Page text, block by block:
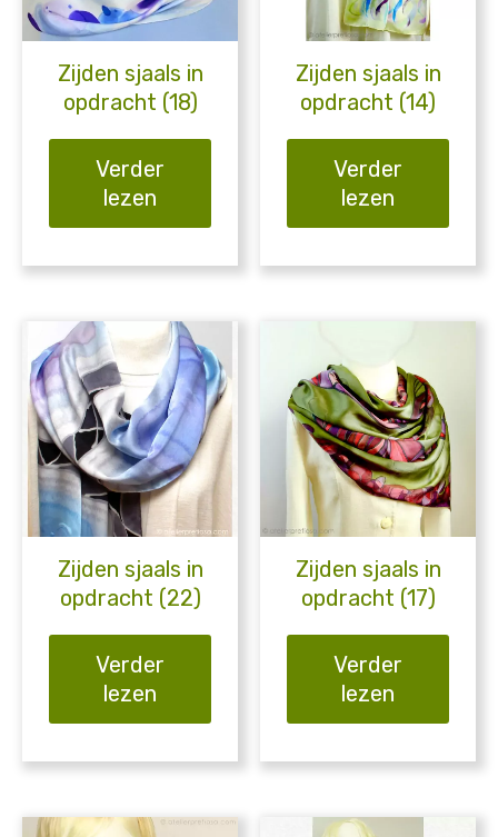
Zijden sjaals in
opdracht (18)
Verder
lezen
Zijden sjaals in
opdracht (14)
Verder
lezen
Zijden sjaals in
opdracht (22)
Verder
lezen
Zijden sjaals in
opdracht (17)
Verder
lezen